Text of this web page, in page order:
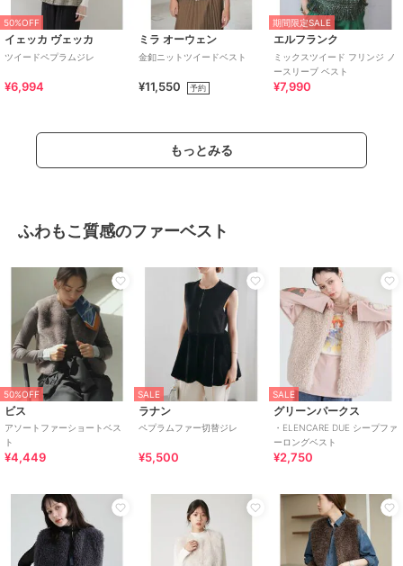
50%OFF
イェッカ ヴェッカ
ツイードペプラムジレ
¥6,994
ミラ オーウェン
金釦ニットツイードベスト
¥11,550 予約
期間限定SALE
エルフランク
ミックスツイード フリンジ ノ
ースリーブ ベスト
¥7,990
もっとみる
ふわもこ質感のファーベスト
50%OFF
ビス
アソートファーショートベス
ト
¥4,449
SALE
ラナン
ペプラムファー切替ジレ
¥5,500
SALE
グリーンパークス
・ELENCARE DUE シープファ
ーロングベスト
¥2,750